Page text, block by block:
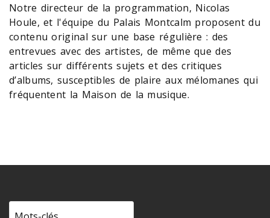
Notre directeur de la programmation, Nicolas
Houle, et l'équipe du Palais Montcalm proposent du
contenu original sur une base régulière : des
entrevues avec des artistes, de même que des
articles sur différents sujets et des critiques
d’albums, susceptibles de plaire aux mélomanes qui
fréquentent la Maison de la musique.